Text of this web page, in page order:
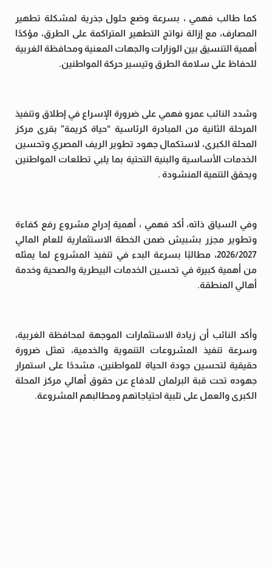
كما طالب فهمي ، بسرعة وضع حلول جذرية لمشكلة تطهير
المصارف، مع إزالة نواتج التطهير المتراكمة على الطرق، مؤكدًا
أهمية التنسيق بين الوزارات والجهات المعنية ومحافظة الغربية
للحفاظ على سلامة الطرق وتيسير حركة المواطنين.
وشدد النائب عمرو فهمي على ضرورة الإسراع في إطلاق وتنفيذ
المرحلة الثانية من المبادرة الرئاسية “حياة كريمة” بقرى مركز
المحلة الكبرى، لاستكمال جهود تطوير الريف المصري وتحسين
الخدمات الأساسية والبنية التحتية بما يلبي تطلعات المواطنين
ويحقق التنمية المنشودة .
وفي السياق ذاته، أكد فهمي ، أهمية إدراج مشروع رفع كفاءة
وتطوير مجزر بشبيش ضمن الخطة الاستثمارية للعام المالي
2026/2027، مطالبًا بسرعة البدء في تنفيذ المشروع لما يمثله
من أهمية كبيرة في تحسين الخدمات البيطرية والصحية وخدمة
أهالي المنطقة.
وأكد النائب أن زيادة الاستثمارات الموجهة لمحافظة الغربية،
وسرعة تنفيذ المشروعات التنموية والخدمية، تمثل ضرورة
حقيقية لتحسين جودة الحياة للمواطنين، مشددًا على استمرار
جهوده تحت قبة البرلمان للدفاع عن حقوق أهالي مركز المحلة
الكبرى والعمل على تلبية احتياجاتهم ومطالبهم المشروعة.